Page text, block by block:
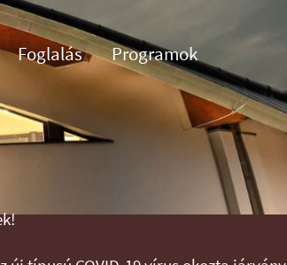
Foglalás
Programok